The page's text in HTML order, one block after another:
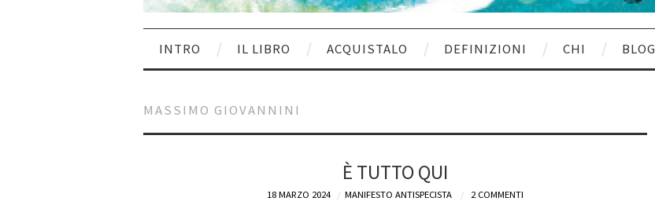
INTRO IL LIBRO ACQUISTALO DEFINIZIONI CHI BLOG
MASSIMO GIOVANNINI
È TUTTO QUI
18 MARZO 2024 MANIFESTO ANTISPECISTA 2 COMMENTI